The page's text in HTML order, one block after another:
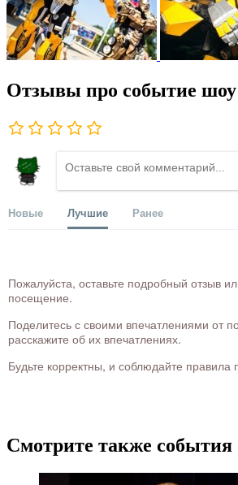
Отзывы про событие шоу
Новые Лучшие Ранее
Пожалуйста, оставьте подробный отзыв
посещение.
Поделитесь с своими впечатлениями от
расскажите об их впечатлениях.
Будьте корректны, и соблюдайте правила
Смотрите также события